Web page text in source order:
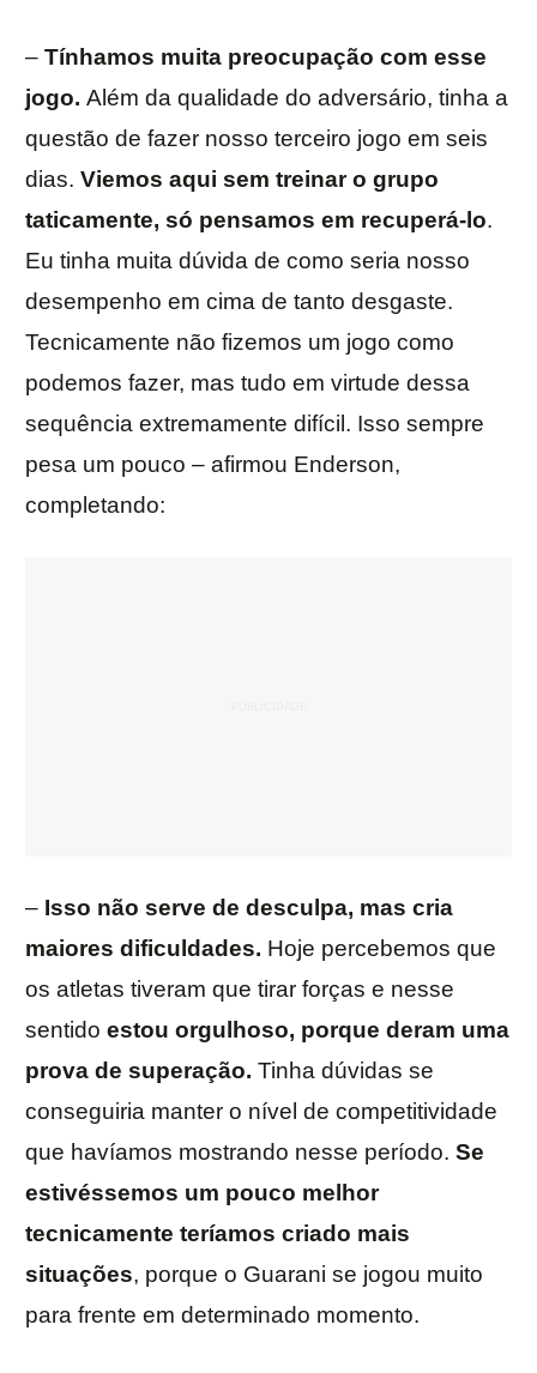
– Tínhamos muita preocupação com esse
jogo. Além da qualidade do adversário, tinha a
questão de fazer nosso terceiro jogo em seis
dias. Viemos aqui sem treinar o grupo
taticamente, só pensamos em recuperá-lo.
Eu tinha muita dúvida de como seria nosso
desempenho em cima de tanto desgaste.
Tecnicamente não fizemos um jogo como
podemos fazer, mas tudo em virtude dessa
sequência extremamente difícil. Isso sempre
pesa um pouco – afirmou Enderson,
completando:
– Isso não serve de desculpa, mas cria
maiores dificuldades. Hoje percebemos que
os atletas tiveram que tirar forças e nesse
sentido estou orgulhoso, porque deram uma
prova de superação. Tinha dúvidas se
conseguiria manter o nível de competitividade
que havíamos mostrando nesse período. Se
estivéssemos um pouco melhor
tecnicamente teríamos criado mais
situações, porque o Guarani se jogou muito
para frente em determinado momento.